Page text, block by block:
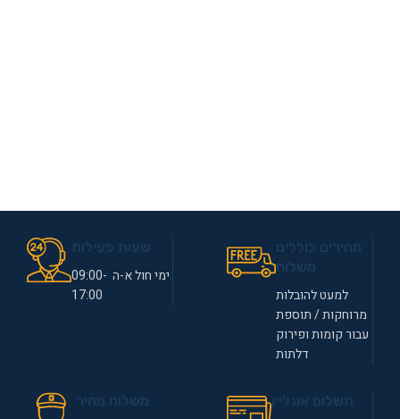
למעט להובלות
מרוחקות / תוספת
עבור קומות ופירוק
דלתות
ימי חול א-ה 09:00-
17:00